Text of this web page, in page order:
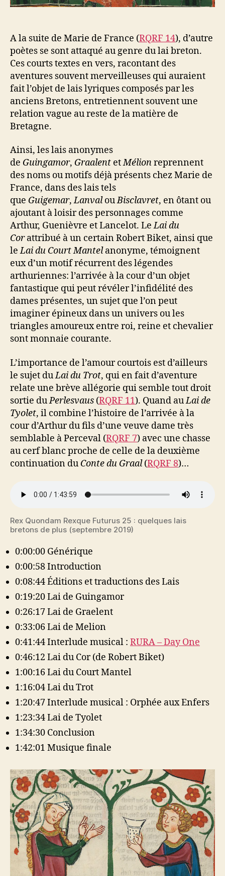
A la suite de Marie de France (RQRF 14), d’autre
poètes se sont attaqué au genre du lai breton.
Ces courts textes en vers, racontant des
aventures souvent merveilleuses qui auraient
fait l’objet de lais lyriques composés par les
anciens Bretons, entretiennent souvent une
relation vague au reste de la matière de
Bretagne.
Ainsi, les lais anonymes
de Guingamor, Graalent etMélionreprennent
des noms ou motifs déjà présents chez Marie de
France, dans des lais tels
que Guigemar,LanvalouBisclavret, en ôtant ou
ajoutant à loisir des personnages comme
Arthur, Guenièvre et Lancelot. LeLai du
Corattribué à un certain Robert Biket, ainsi que
leLai du Court Mantelanonyme, témoignent
eux d’un motif récurrent des légendes
arthuriennes: l’arrivée à la cour d’un objet
fantastique qui peut révéler l’infidélité des
dames présentes, un sujet que l’on peut
imaginer épineux dans un univers ou les
triangles amoureux entre roi, reine et chevalier
sont monnaie courante.
L’importance de l’amour courtois est d’ailleurs
le sujet duLai du Trot, qui en fait d’aventure
relate une brève allégorie qui semble tout droit
sortie duPerlesvaus (RQRF 11). Quand auLai de
Tyolet, il combine l’histoire de l’arrivée à la
cour d’Arthur du fils d’une veuve dame très
semblable à Perceval (RQRF 7) avec une chasse
au cerf blanc proche de celle de la deuxième
continuation du Conte du Graal(RQRF 8)…
Rex Quondam Rexque Futurus 25 : quelques lais
bretons de plus (septembre 2019)
0:00:00 Générique
0:00:58 Introduction
0:08:44 Éditions et traductions des Lais
0:19:20 Lai de Guingamor
0:26:17 Lai de Graelent
0:33:06 Lai de Melion
0:41:44 Interlude musical : RURA – Day One
0:46:12 Lai du Cor (de Robert Biket)
1:00:16 Lai du Court Mantel
1:16:04 Lai du Trot
1:20:47 Interlude musical : Orphée aux Enfers
1:23:34 Lai de Tyolet
1:34:30 Conclusion
1:42:01 Musique finale